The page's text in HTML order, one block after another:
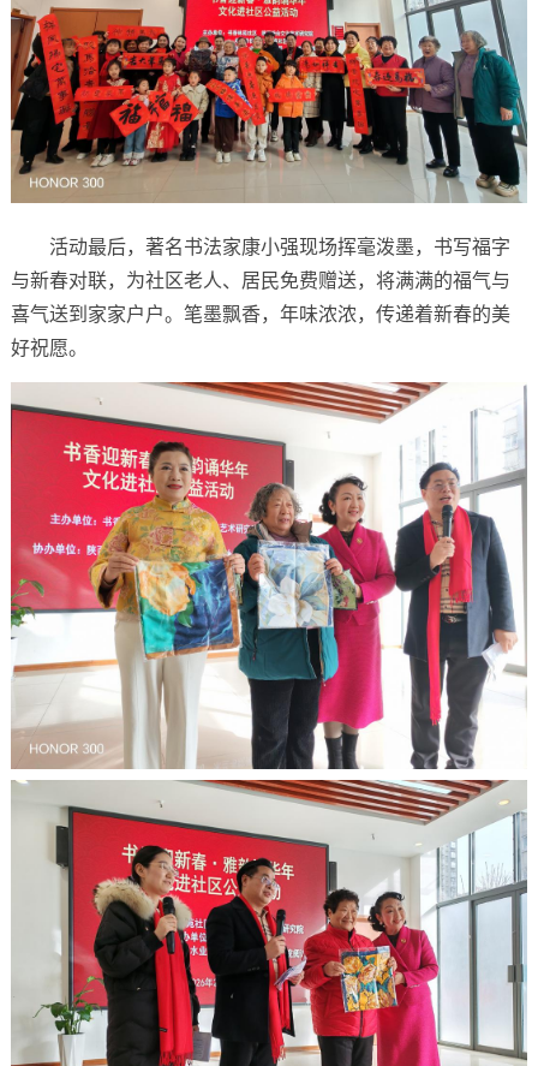
活动最后，著名书法家康小强现场挥毫泼墨，书写福字
与新春对联，为社区老人、居民免费赠送，将满满的福气与
喜气送到家家户户。笔墨飘香，年味浓浓，传递着新春的美
好祝愿。